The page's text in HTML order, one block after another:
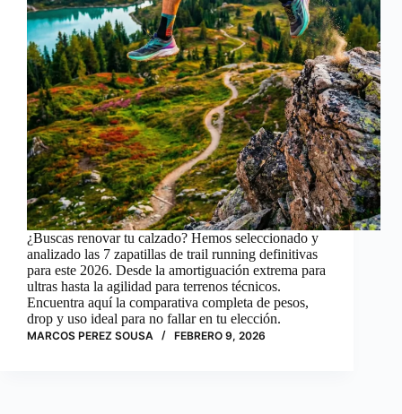
¿Buscas renovar tu calzado? Hemos seleccionado y
analizado las 7 zapatillas de trail running definitivas
para este 2026. Desde la amortiguación extrema para
ultras hasta la agilidad para terrenos técnicos.
Encuentra aquí la comparativa completa de pesos,
drop y uso ideal para no fallar en tu elección.
MARCOS PEREZ SOUSA FEBRERO 9, 2026